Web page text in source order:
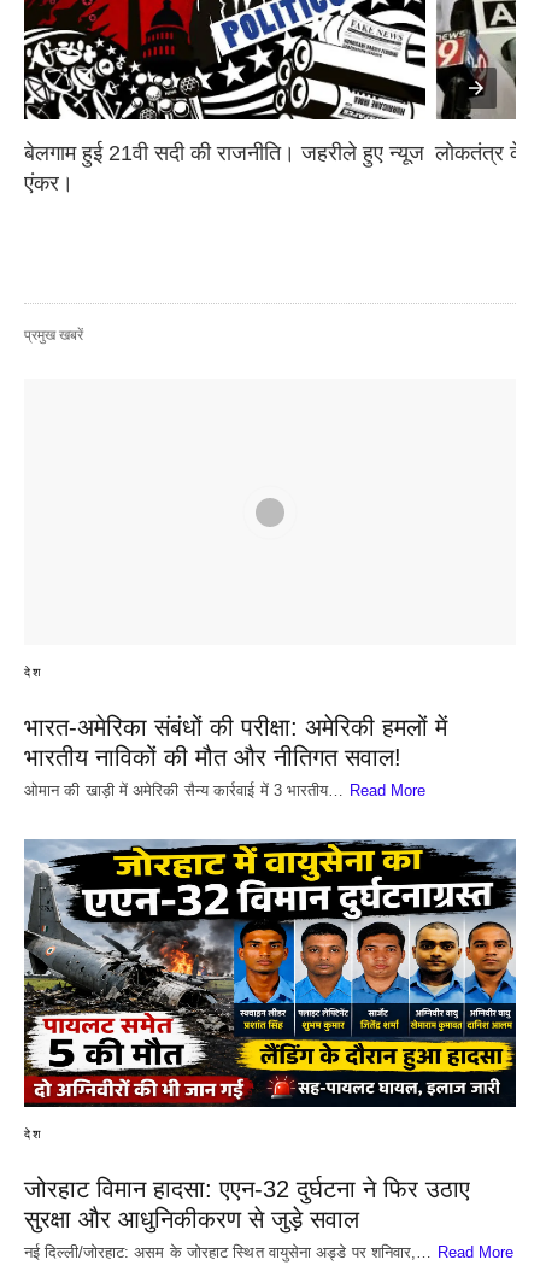
बेलगाम हुई 21वी सदी की राजनीति। जहरीले हुए न्यूज
एंकर।
लोकतंत्र के
प्रमुख खबरें
देश
भारत-अमेरिका संबंधों की परीक्षा: अमेरिकी हमलों में
भारतीय नाविकों की मौत और नीतिगत सवाल!
​ओमान की खाड़ी में अमेरिकी सैन्य कार्रवाई में 3 भारतीय… Read More
देश
जोरहाट विमान हादसा: एएन-32 दुर्घटना ने फिर उठाए
सुरक्षा और आधुनिकीकरण से जुड़े सवाल
नई दिल्ली/जोरहाट: असम के जोरहाट स्थित वायुसेना अड्डे पर शनिवार,… Read More